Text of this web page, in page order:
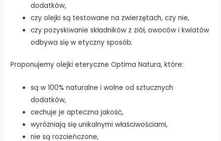
dodatków,
czy olejki są testowane na zwierzętach, czy nie,
czy pozyskiwanie składników z ziół, owoców i kwiatów
odbywa się w etyczny sposób.
Proponujemy olejki eteryczne Optima Natura, które:
są w 100% naturalne i wolne od sztucznych
dodatków,
cechuje je apteczna jakość,
wyróżniają się unikalnymi właściwościami,
nie są rozcieńczone,